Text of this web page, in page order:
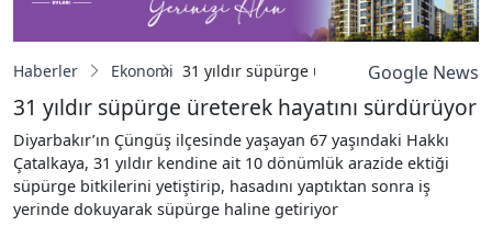
Haberler Ekonomi 31 yıldır süpürge üreterek hayatını
Google News
31 yıldır süpürge üreterek hayatını sürdürüyor
Diyarbakır’ın Çüngüş ilçesinde yaşayan 67 yaşındaki Hakkı
Çatalkaya, 31 yıldır kendine ait 10 dönümlük arazide ektiği
süpürge bitkilerini yetiştirip, hasadını yaptıktan sonra iş
yerinde dokuyarak süpürge haline getiriyor